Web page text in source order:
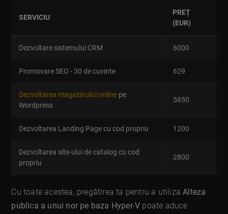
SERVICIU
PREȚ
(EUR)
Dezvoltare sistemului CRM 6000
Promovare SEO - 30 de cuvinte 629
Dezvoltarea magazinului online pe
Wordpress
5850
Dezvoltarea Landing Page cu cod propriu 1200
Dezvoltarea site-ului de catalog cu cod
propriu
2800
Cu toate acestea, pregătirea ta pentru a utilizaAlteza
publica a unui nor pe baza Hyper-V poate aduce